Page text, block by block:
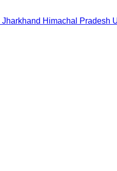
Jharkhand Himachal Pradesh